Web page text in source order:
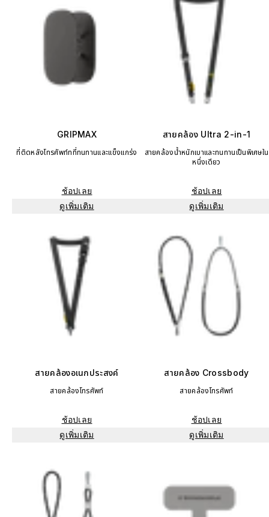
GRIPMAX
ที่ติดหลังโทรศัพท์ทที่ทนทานและแข็งแกร่ง
ช้อปเลย
ดูเพิ่มเติม
สายคล้อง Ultra 2-in-1
สายคล้องน้ำหนักเบาและทนทานเป็นพิเศษใน
หนึ่งเดียว
ช้อปเลย
ดูเพิ่มเติม
สายคล้องอเนกประสงค์
สายคล้องโทรศัพท์
ช้อปเลย
ดูเพิ่มเติม
สายคล้อง Crossbody
สายคล้องโทรศัพท์
ช้อปเลย
ดูเพิ่มเติม